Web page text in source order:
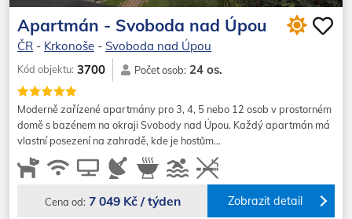
Apartmán - Svoboda nad Úpou
ČR - Krkonoše - Svoboda nad Úpou
Kód objektu: 3700 Počet osob: 24 os.
Moderně zařízené apartmány pro 3, 4, 5 nebo 12 osob v prostorném
domě s bazénem na okraji Svobody nad Úpou. Každý apartmán má
vlastní posezení na zahradě, kde je hostům…
Cena od: 7 049 Kč / týden Zobrazit detail